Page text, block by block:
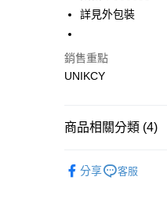
Apple Pay
悠遊付
詳見外包裝
銷售重點
UNIKCY
商品相關分類 (4)
分享 客服